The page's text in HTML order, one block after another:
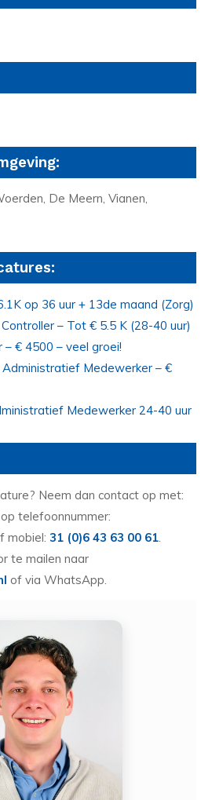
De Meern, Vianen,
op 36 uur + 13de maand (Zorg)
– Tot € 5.5 K (28-40 uur)
€ 4500 – veel groei!
Administratief Medewerker – €
Medewerker 24-40 uur
Neem dan contact op met:
telefoonnummer:
mobiel: 31 (0)6 43 63 00 61
te mailen naar
of via WhatsApp.